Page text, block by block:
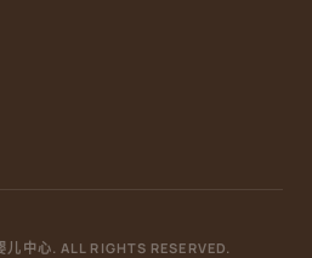
中心. ALL RIGHTS RESERVED.